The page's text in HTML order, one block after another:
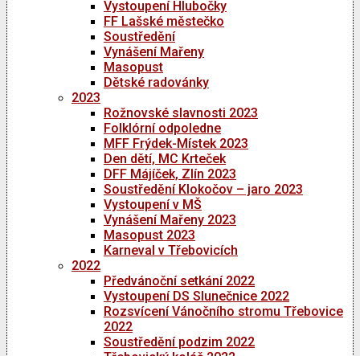
Vystoupení Hlubočky
FF Lašské městečko
Soustředění
Vynášení Mařeny
Masopust
Dětské radovánky
2023
Rožnovské slavnosti 2023
Folklórní odpoledne
MFF Frýdek-Místek 2023
Den dětí, MC Krteček
DFF Májíček, Zlín 2023
Soustředění Klokočov – jaro 2023
Vystoupení v MŠ
Vynášení Mařeny 2023
Masopust 2023
Karneval v Třebovicích
2022
Předvánoční setkání 2022
Vystoupení DS Slunečnice 2022
Rozsvícení Vánočního stromu Třebovice
2022
Soustředění podzim 2022